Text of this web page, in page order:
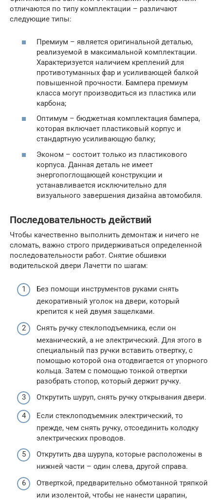
отличаются по типу комплектации – различают
следующие типы:
Премиум – является оригинальной деталью,
реализуемой в максимальной комплектации.
Характеризуется наличием креплений для
противотуманных фар и усиливающей балкой
повышенной прочности. Бампера премиум
класса могут производиться из пластика или
карбона;
Оптимум – бюджетная комплектация бампера,
которая включает пластиковый корпус и
стандартную усиливающую балку;
Эконом – состоит только из пластикового
корпуса. Данная деталь не имеет
энергопоглощающей конструкции и
устанавливается исключительно для
визуального завершения дизайна автомобиля.
Последовательность действий
Чтобы качественно выполнить демонтаж и ничего не
сломать, важно строго придерживаться определенной
последовательности работ. Снятие обшивки
водительской двери Лачетти по шагам:
Без помощи инструментов руками снять
декоративный уголок на двери, который
крепится к ней двумя защелками.
Снять ручку стеклоподъемника, если он
механический, а не электрический. Для этого в
специальный паз ручки вставить отвертку, с
помощью которой она отодвигается от упорного
кольца. Затем с помощью тонкой отвертки
разобрать стопор, который держит ручку.
Открутить шуруп, снять ручку открывания двери.
Если стеклоподъемник электрический, то
прежде, чем снять ручку, отсоединить колодку
электрических проводов.
Открутить два шурупа, которые расположены в
нижней части – один слева, другой справа.
Отверткой, предварительно обмотанной тряпкой
или изолентой, чтобы не нанести царапин,